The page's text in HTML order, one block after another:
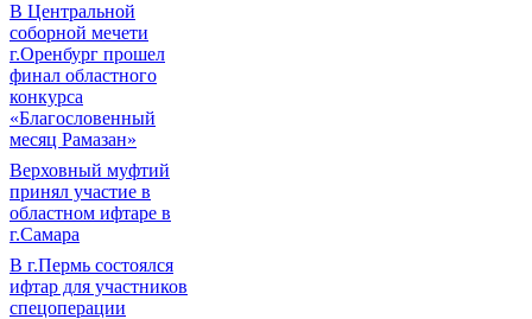
В Центральной
соборной мечети
г.Оренбург прошел
финал областного
конкурса
«Благословенный
месяц Рамазан»
Верховный муфтий
принял участие в
областном ифтаре в
г.Самара
В г.Пермь состоялся
ифтар для участников
спецоперации